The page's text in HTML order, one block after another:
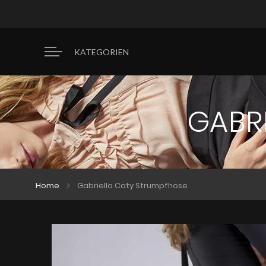
KATEGORIEN
Home Gabriella Caty Strumpfhose